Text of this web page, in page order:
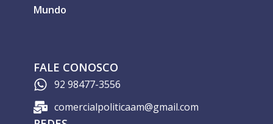
Mundo
FALE CONOSCO
92 98477-3556
comercialpoliticaam@gmail.com